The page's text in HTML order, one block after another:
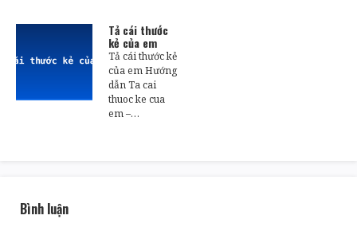
Tả cái thước
kẻ của em
Tả cái thước kẻ
của em Hướng
dẫn Ta cai
thuoc ke cua
em –…
Bình luận